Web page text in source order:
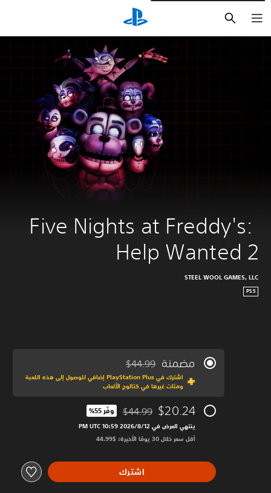
Five Nights at Freddy's:
Help Wanted 2
STEEL WOOL GAMES, LLC
PS5
مضمنة مخصوم من السعر الأصلي البالغ $44.99‏
$44.99
اشترك في PlayStation Plus إضافي للوصول إلى هذه اللعبة
ومئات غيرها في كتالوج الألعاب
$20.24 مخصوم من السعر الأصلي البالغ $44.99‏
$44.99 وفّر 55%‏
ينتهي العرض في 12‏/8‏/2026 10:59 PM UTC‏
أقل سعر خلال 30 يومًا الأخيرة: $44.99‏
اشترك